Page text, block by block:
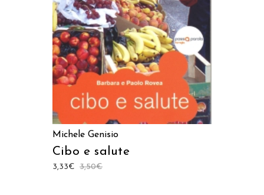
Michele Genisio
Cibo e salute
3,50€
3,33€